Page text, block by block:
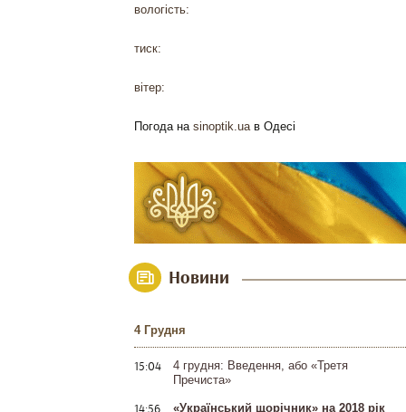
вологість:
тиск:
вітер:
Погода на sinoptik.uaв Одесі
Новини
4 Грудня
15:04
4 грудня: Введення, або «Третя
Пречиста»
14:56
«Український щорічник» на 2018 рік